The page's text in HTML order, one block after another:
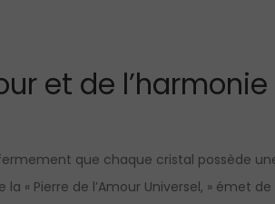
et de l’harmonie
que chaque cristal possède
« Pierre de l’Amour Universel, » émet